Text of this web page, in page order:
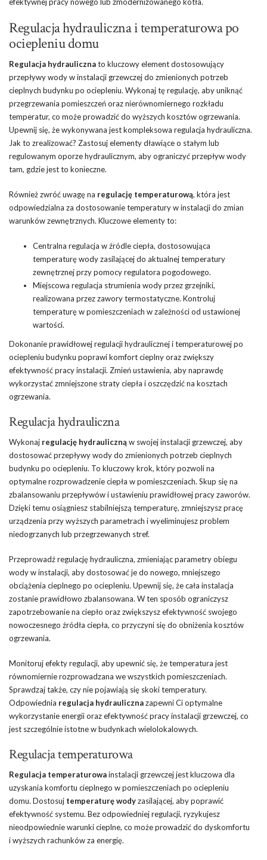
Regulacja hydrauliczna i temperaturowa po
ociepleniu domu
Regulacja hydraulicznato kluczowy element dostosowujący
przepływy wody w instalacji grzewczej do zmienionych potrzeb
cieplnych budynku po ociepleniu. Wykonaj tę regulację, aby uniknąć
przegrzewania pomieszczeń oraz nierównomiernego rozkładu
temperatur, co może prowadzić do wyższych kosztów ogrzewania.
Upewnij się, że wykonywana jest kompleksowa regulacja hydrauliczna.
Jak to zrealizować? Zastosuj elementy dławiące o stałym lub
regulowanym oporze hydraulicznym, aby ograniczyć przepływ wody
tam, gdzie jest to konieczne.
Również zwróć uwagę na regulację temperaturową, która jest
odpowiedzialna za dostosowanie temperatury w instalacji do zmian
warunków zewnętrznych. Kluczowe elementy to:
Centralna regulacja wźródle ciepła, dostosowująca
temperaturę wody zasilającej do aktualnej temperatury
zewnętrznej przy pomocy regulatora pogodowego.
Miejscowa regulacja strumienia wody przez grzejniki,
realizowana przez zawory termostatyczne. Kontroluj
temperaturę w pomieszczeniach w zależności od ustawionej
wartości.
Dokonanie prawidłowej regulacji hydraulicznej i temperaturowej po
ociepleniu budynku poprawi komfort cieplny oraz zwiększy
efektywność pracy instalacji. Zmień ustawienia, aby naprawdę
wykorzystać zmniejszone straty ciepła i oszczędzić na kosztach
ogrzewania.
Regulacja hydrauliczna
Wykonaj regulację hydrauliczną w swojej instalacji grzewczej, aby
dostosować przepływy wody do zmienionych potrzeb cieplnych
budynku po ociepleniu. To kluczowy krok, który pozwoli na
optymalne rozprowadzenie ciepła w pomieszczeniach. Skup się na
zbalansowaniu przepływów i ustawieniu prawidłowej pracy zaworów.
Dzięki temu osiągniesz stabilniejszą temperaturę, zmniejszysz pracę
urządzenia przy wyższych parametrach i wyeliminujesz problem
niedogrzanych lub przegrzewanych stref.
Przeprowadź regulację hydrauliczna, zmieniając parametry obiegu
wody w instalacji, aby dostosować je do nowego, mniejszego
obciążenia cieplnego po ociepleniu. Upewnij się, że cała instalacja
zostanie prawidłowo zbalansowana. W ten sposób ograniczysz
zapotrzebowanie na ciepło oraz zwiększysz efektywność swojego
nowoczesnego źródła ciepła, co przyczyni się do obniżenia kosztów
ogrzewania.
Monitoruj efekty regulacji, aby upewnić się, że temperatura jest
równomiernie rozprowadzana we wszystkich pomieszczeniach.
Sprawdzaj także, czy nie pojawiają się skoki temperatury.
Odpowiednia regulacja hydraulicznazapewni Ci optymalne
wykorzystanie energii oraz efektywność pracy instalacji grzewczej, co
jest szczególnie istotne w budynkach wielolokalowych.
Regulacja temperaturowa
Regulacja temperaturowainstalacji grzewczej jest kluczowa dla
uzyskania komfortu cieplnego w pomieszczeniach po ociepleniu
domu. Dostosuj temperaturę wodyzasilającej, aby poprawić
efektywność systemu. Bez odpowiedniej regulacji, ryzykujesz
nieodpowiednie warunki cieplne, co może prowadzić do dyskomfortu
i wyższych rachunków za energię.